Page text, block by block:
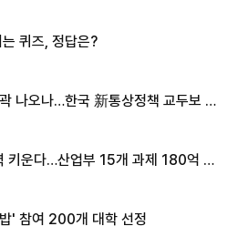
퀴즈, 정답은?
나오나…한국 新통상정책 교두보 활
키운다…산업부 15개 과제 180억 지
' 참여 200개 대학 선정